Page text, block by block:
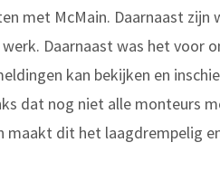
met McMain. Daarnaast
Daarnaast was het voor
kan bekijken en
dat nog niet alle monteurs
maakt dit het laagdrempelig